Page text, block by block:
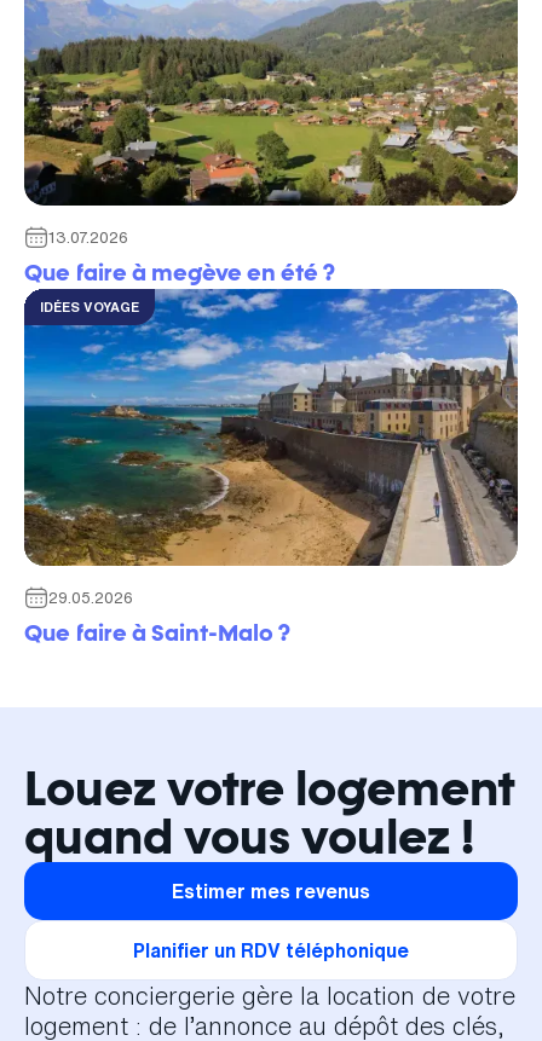
13.07.2026
Que faire à megève en été​ ?
IDÉES VOYAGE
29.05.2026
Que faire à Saint-Malo ?
Louez votre logement
quand vous voulez !
Estimer mes revenus
Planifier un RDV téléphonique
Notre conciergerie gère la location de votre
logement : de l’annonce au dépôt des clés,